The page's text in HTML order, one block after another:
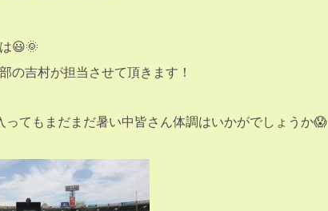
😃🌞
の吉村が担当させて頂きます！
ってもまだまだ暑い中皆さん体調はいかがでしょうか😱